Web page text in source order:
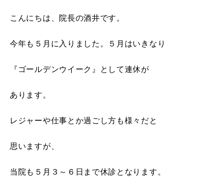
こんにちは、院長の酒井です。
今年も５月に入りました。５月はいきなり
『ゴールデンウイーク』として連休が
あります。
レジャーや仕事とか過ごし方も様々だと
思いますが、
当院も５月３～６日まで休診となります。